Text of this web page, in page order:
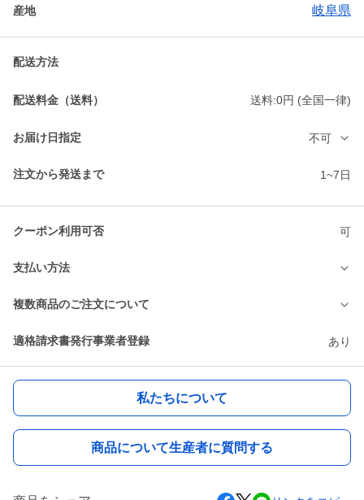
産地 岐阜県
配送方法
配送料金（送料） 送料:0円 (全国一律)
お届け日指定 不可
注文から発送まで 1~7日
クーポン利用可否 可
支払い方法
複数商品のご注文について
適格請求書発行事業者登録 あり
私たちについて
商品について生産者に質問する